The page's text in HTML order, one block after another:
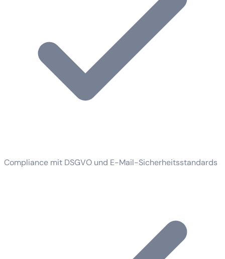
Compliance mit DSGVO und E-Mail-Sicherheitsstandards